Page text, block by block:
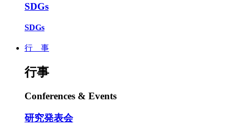
SDGs
SDGs
行 事
行事
Conferences & Events
研究発表会